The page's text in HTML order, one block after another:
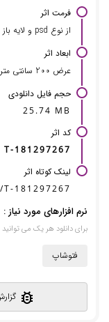
فرمت اثر
از نوع psd و لایه باز است
ابعاد اثر
عرض 200 سانتی متر × ارتفاع 300 سانتی متر و رزولوشن 72dpi
حجم فایل دانلودی
25.74 MB
کد اثر
T-181297267
لینک کوتاه اثر
181297267
نرم افزارهای مورد نیاز :
برای دانلود هر یک می
فتوشاپ
bug_report